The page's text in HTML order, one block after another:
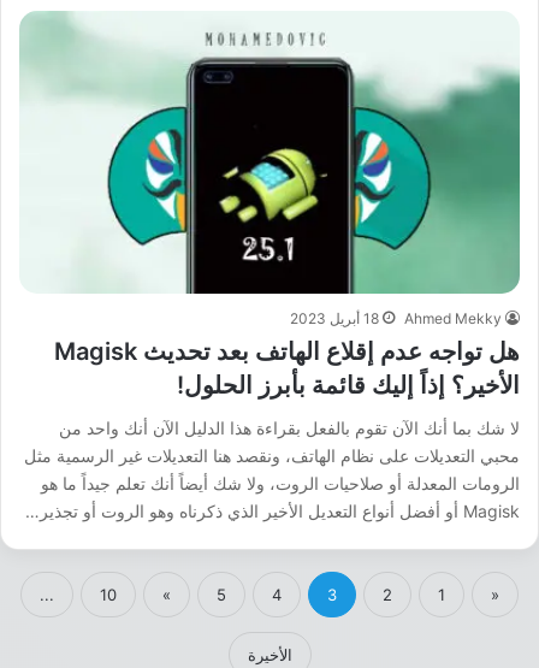
Ahmed Mekky 18 أبريل 2023
هل تواجه عدم إقلاع الهاتف بعد تحديث Magisk
الأخير؟ إذاً إليك قائمة بأبرز الحلول!
لا شك بما أنك الآن تقوم بالفعل بقراءة هذا الدليل الآن أنك واحد من
محبي التعديلات على نظام الهاتف، ونقصد هنا التعديلات غير الرسمية مثل
الرومات المعدلة أو صلاحيات الروت، ولا شك أيضاً أنك تعلم جيداً ما هو
Magisk أو أفضل أنواع التعديل الأخير الذي ذكرناه وهو الروت أو تجذير…
«
1
2
3
4
5
»
10
...
الأخيرة